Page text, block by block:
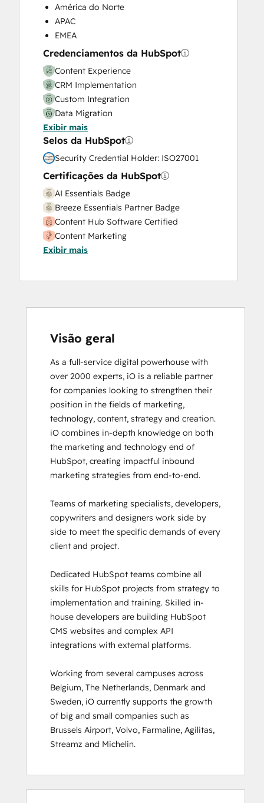
Social Media
Video Production
Website Design
Website Development
Website Migration
América do Norte
APAC
EMEA
Credenciamentos da HubSpot
Content Experience
CRM Implementation
Custom Integration
Data Migration
Onboarding
Service Implementation
Solutions Architecture Design
Exibir mais
Selos da HubSpot
Security Credential Holder: ISO27001
Certificações da HubSpot
AI Essentials Badge
Breeze Essentials Partner Badge
Content Hub Software Certified
Content Marketing
CRM Data Migration Certification
Digital Advertising
Email Marketing Certification
Frictionless Sales
Guided Client Onboarding
HubSpot Architecture I: Data Models and
APIs
HubSpot Architecture II: Content and
Messaging Tools
HubSpot CMS for Developers II
HubSpot Content Hub Software
HubSpot Email Marketing Software
Certification
HubSpot Implementation for Partners
Certification
HubSpot Marketing Software
HubSpot Reporting
HubSpot Sales Hub Software
HubSpot Solutions Partner
HubSpot Trainer Certification
Inbound
Inbound Marketing
Inbound Marketing Optimization
Inbound Sales
Marketing Hub Demo
Objectives-Based Onboarding
Platform Consulting
Revenue Operations
Sales Enablement
Sales Management Training: Strategies
Sales Team
Salesforce Integration Certification
Exibir mais
Visão geral
As a full-service digital powerhouse with
over 2000 experts, iO is a reliable partner
for companies looking to strengthen their
position in the fields of marketing,
technology, content, strategy and creation.
iO combines in-depth knowledge on both
the marketing and technology end of
HubSpot, creating impactful inbound
marketing strategies from end-to-end.
Teams of marketing specialists, developers,
copywriters and designers work side by
side to meet the specific demands of every
client and project.
Dedicated HubSpot teams combine all
skills for HubSpot projects from strategy to
implementation and training. Skilled in-
house developers are building HubSpot
CMS websites and complex API
integrations with external platforms.
Working from several campuses across
Belgium, The Netherlands, Denmark and
Sweden, iO currently supports the growth
of big and small companies such as
Brussels Airport, Volvo, Farmaline, Agilitas,
Streamz and Michelin.